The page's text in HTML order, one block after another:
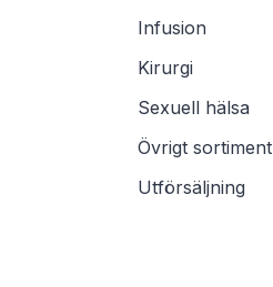
Infusion
Kirurgi
Sexuell hälsa
Övrigt sortiment
Utförsäljning